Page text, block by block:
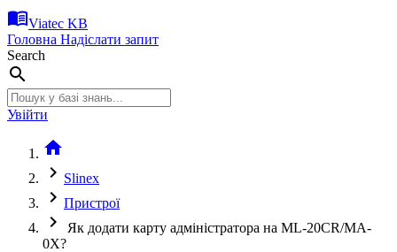
menu_bookViatec KB
Головна Надіслати запит
Search
search
Увійти
home
chevron_right Slinex
chevron_right Пристрої
chevron_right
Як додати карту адміністратора на ML-20CR/MA-
0X?